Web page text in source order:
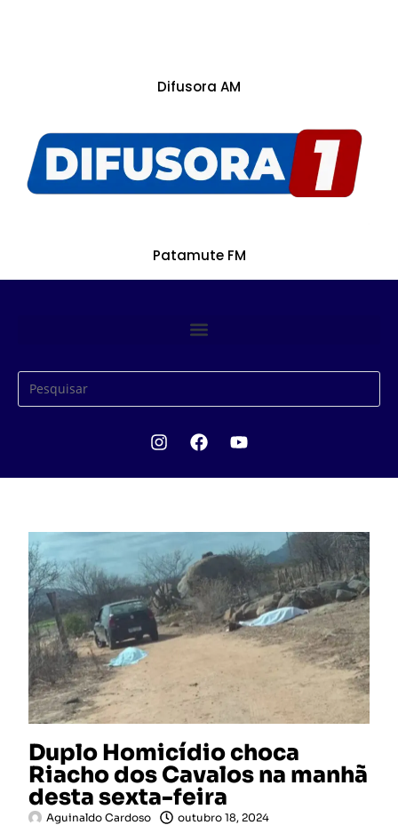
Difusora AM
Patamute FM
Duplo Homicídio choca
Riacho dos Cavalos na manhã
desta sexta-feira
Aguinaldo Cardoso
outubro 18, 2024